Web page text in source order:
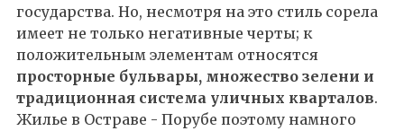
государства. Но, несмотря на это стиль сорела
имеет не только негативные черты; к
положительным элементам относятся
просторные бульвары, множество зелени и
традиционная система уличных кварталов.
Жилье в Остраве - Порубе поэтому намного